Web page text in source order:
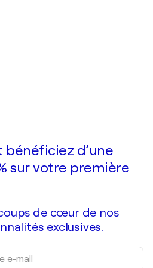
bénéficiez d’une
sur votre première
de cœur de nos
exclusives.